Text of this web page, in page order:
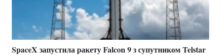
SpaceX запустила ракету Falcon 9 з супутником Telstar